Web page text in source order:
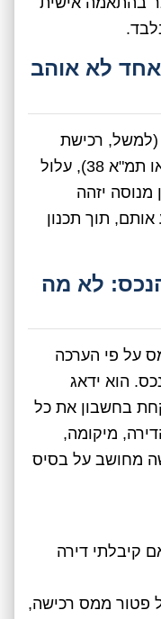
לא אוהב
(למשל, רכישת
דירה שבה מעורב גם פינוי-בינוי או תמ"א 38), עלול
מנוסה יזהה
תוך תכנון
לא מה
על פי הערכה
הוא ידאג
בחשבון את כל
מיקומה,
מחושב על בסיס
קיבלתי דירה
פטור ממס רכישה,